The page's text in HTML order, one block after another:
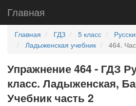
Главная
Главная ГДЗ 5 класс
Ладыженская учебник
464.
Упражнение 464 - ГДЗ
класс. Ладыженская,
Учебник часть 2